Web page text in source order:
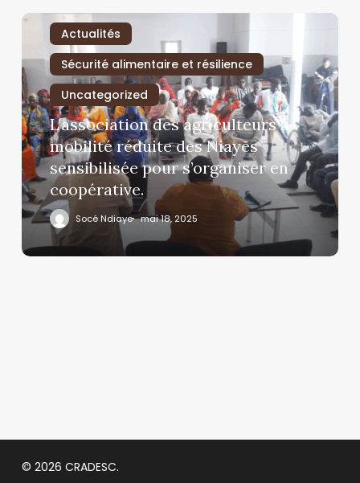
Actualités
Sécurité alimentaire et résilience
Uncategorized
L’association des agriculteurs à
mobilité réduite des Niayes
sensibilisée pour s’organiser en
coopérative.
Socé Ndiaye mai 18, 2025
© 2026 CRADESC.